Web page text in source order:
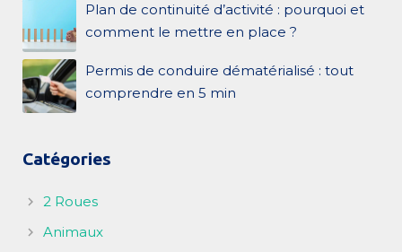
Plan de continuité d’activité : pourquoi et
comment le mettre en place ?
Permis de conduire dématérialisé : tout
comprendre en 5 min
Catégories
2 Roues
Animaux